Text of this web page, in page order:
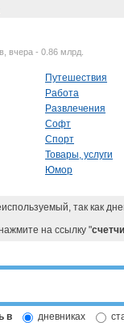
вчера - 0.86 млрд.
Путешествия
Работа
Развлечения
Софт
Спорт
Товары, услуги
Юмор
так как
на ссылку "
в дневниках